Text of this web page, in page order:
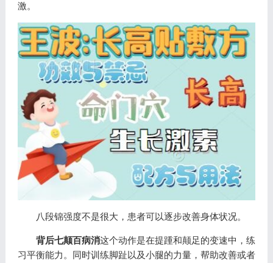
激。
八段锦强度不是很大，患者可以逐步改善身体状况。
背后七颠百病消这个动作是在提踵和颠足的变速中，练
习平衡能力。同时训练脚趾以及小腿的力量，帮助改善或者